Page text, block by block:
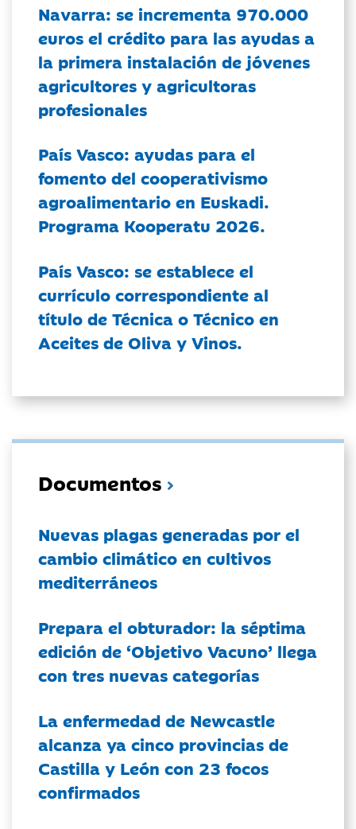
Navarra: se incrementa 970.000
euros el crédito para las ayudas a
la primera instalación de jóvenes
agricultores y agricultoras
profesionales
País Vasco: ayudas para el
fomento del cooperativismo
agroalimentario en Euskadi.
Programa Kooperatu 2026.
País Vasco: se establece el
currículo correspondiente al
título de Técnica o Técnico en
Aceites de Oliva y Vinos.
Documentos
Nuevas plagas generadas por el
cambio climático en cultivos
mediterráneos
Prepara el obturador: la séptima
edición de ‘Objetivo Vacuno’ llega
con tres nuevas categorías
La enfermedad de Newcastle
alcanza ya cinco provincias de
Castilla y León con 23 focos
confirmados